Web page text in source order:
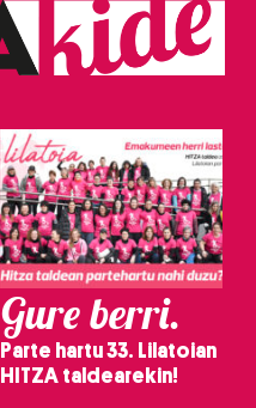
Gure berri.
Parte hartu 33. Lilatoian
HITZA taldearekin!